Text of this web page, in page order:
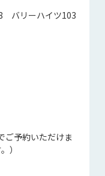
バリーハイツ103
ご予約いただけま
）